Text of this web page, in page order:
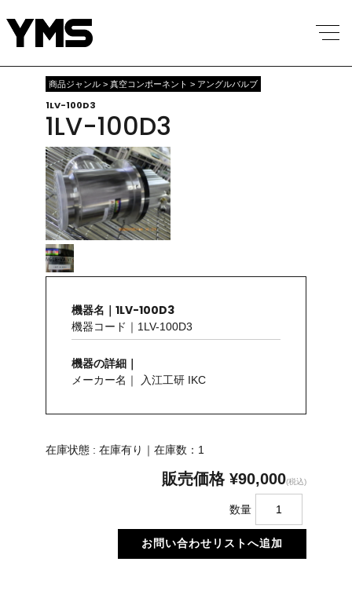
商品ジャンル > 真空コンポーネント > アングルバルブ
1LV-100D3
1LV-100D3
機器名｜1LV-100D3
機器コード｜1LV-100D3
機器の詳細｜
メーカー名｜ 入江工研 IKC
在庫状態 : 在庫有り｜在庫数：1
販売価格 ¥90,000(税込)
数量